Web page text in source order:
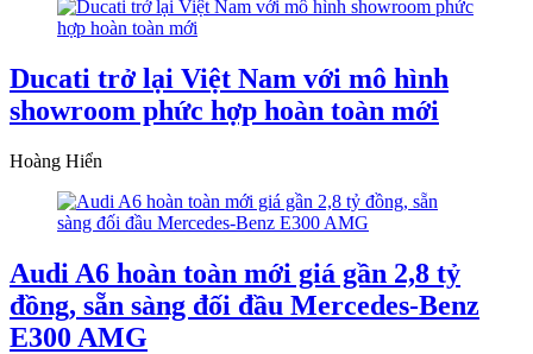
Ducati trở lại Việt Nam với mô hình
showroom phức hợp hoàn toàn mới
Hoàng Hiển
Audi A6 hoàn toàn mới giá gần 2,8 tỷ
đồng, sẵn sàng đối đầu Mercedes-Benz
E300 AMG